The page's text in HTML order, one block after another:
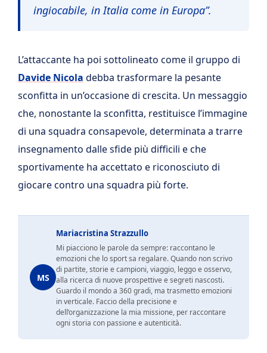
ingiocabile, in Italia come in Europa”.
L’attaccante ha poi sottolineato come il gruppo di
Davide Nicola debba trasformare la pesante
sconfitta in un’occasione di crescita. Un messaggio
che, nonostante la sconfitta, restituisce l’immagine
di una squadra consapevole, determinata a trarre
insegnamento dalle sfide più difficili e che
sportivamente ha accettato e riconosciuto di
giocare contro una squadra più forte.
MS
Mariacristina Strazzullo
Mi piacciono le parole da sempre: raccontano le
emozioni che lo sport sa regalare. Quando non scrivo
di partite, storie e campioni, viaggio, leggo e osservo,
alla ricerca di nuove prospettive e segreti nascosti.
Guardo il mondo a 360 gradi, ma trasmetto emozioni
in verticale. Faccio della precisione e
dell’organizzazione la mia missione, per raccontare
ogni storia con passione e autenticità.